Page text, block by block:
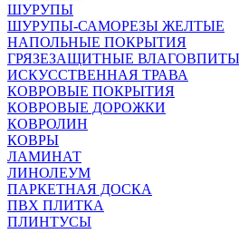
ШУРУПЫ
ШУРУПЫ-САМОРЕЗЫ ЖЕЛТЫЕ
НАПОЛЬНЫЕ ПОКРЫТИЯ
ГРЯЗЕЗАЩИТНЫЕ
ИСКУССТВЕННАЯ ТРАВА
КОВРОВЫЕ ПОКРЫТИЯ
КОВРОВЫЕ ДОРОЖКИ
КОВРОЛИН
КОВРЫ
ЛАМИНАТ
ЛИНОЛЕУМ
ПАРКЕТНАЯ ДОСКА
ПВХ ПЛИТКА
ПЛИНТУСЫ